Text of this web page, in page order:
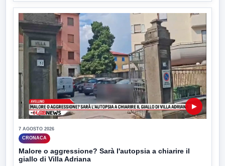
▶
7 AGOSTO 2026
CRONACA
Malore o aggressione? Sarà l'autopsia a chiarire il
giallo di Villa Adriana